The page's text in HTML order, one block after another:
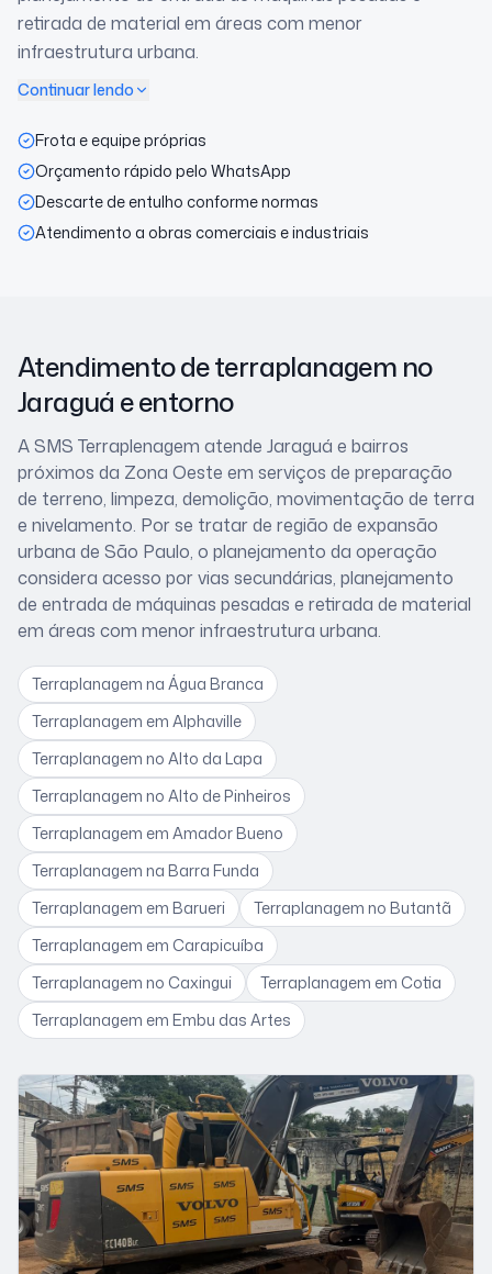
retirada de material em áreas com menor
infraestrutura urbana.
Continuar lendo
Frota e equipe próprias
Orçamento rápido pelo WhatsApp
Descarte de entulho conforme normas
Atendimento a obras comerciais e industriais
Atendimento de terraplanagem no
Jaraguá e entorno
A SMS Terraplenagem atende Jaraguá e bairros
próximos da Zona Oeste em serviços de preparação
de terreno, limpeza, demolição, movimentação de terra
e nivelamento. Por se tratar de região de expansão
urbana de São Paulo, o planejamento da operação
considera acesso por vias secundárias, planejamento
de entrada de máquinas pesadas e retirada de material
em áreas com menor infraestrutura urbana.
Terraplanagem na Água Branca
Terraplanagem em Alphaville
Terraplanagem no Alto da Lapa
Terraplanagem no Alto de Pinheiros
Terraplanagem em Amador Bueno
Terraplanagem na Barra Funda
Terraplanagem em Barueri Terraplanagem no Butantã
Terraplanagem em Carapicuíba
Terraplanagem no Caxingui Terraplanagem em Cotia
Terraplanagem em Embu das Artes